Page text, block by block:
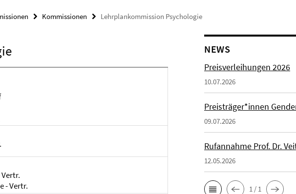
Kommissionen Lehrplankommission Psychologie
- Vertr.
NEWS
Preisverleihungen 2026
10.07.2026
Preisträger*innen
09.07.2026
Rufannahme Prof. Dr.
12.05.2026
1 / 1